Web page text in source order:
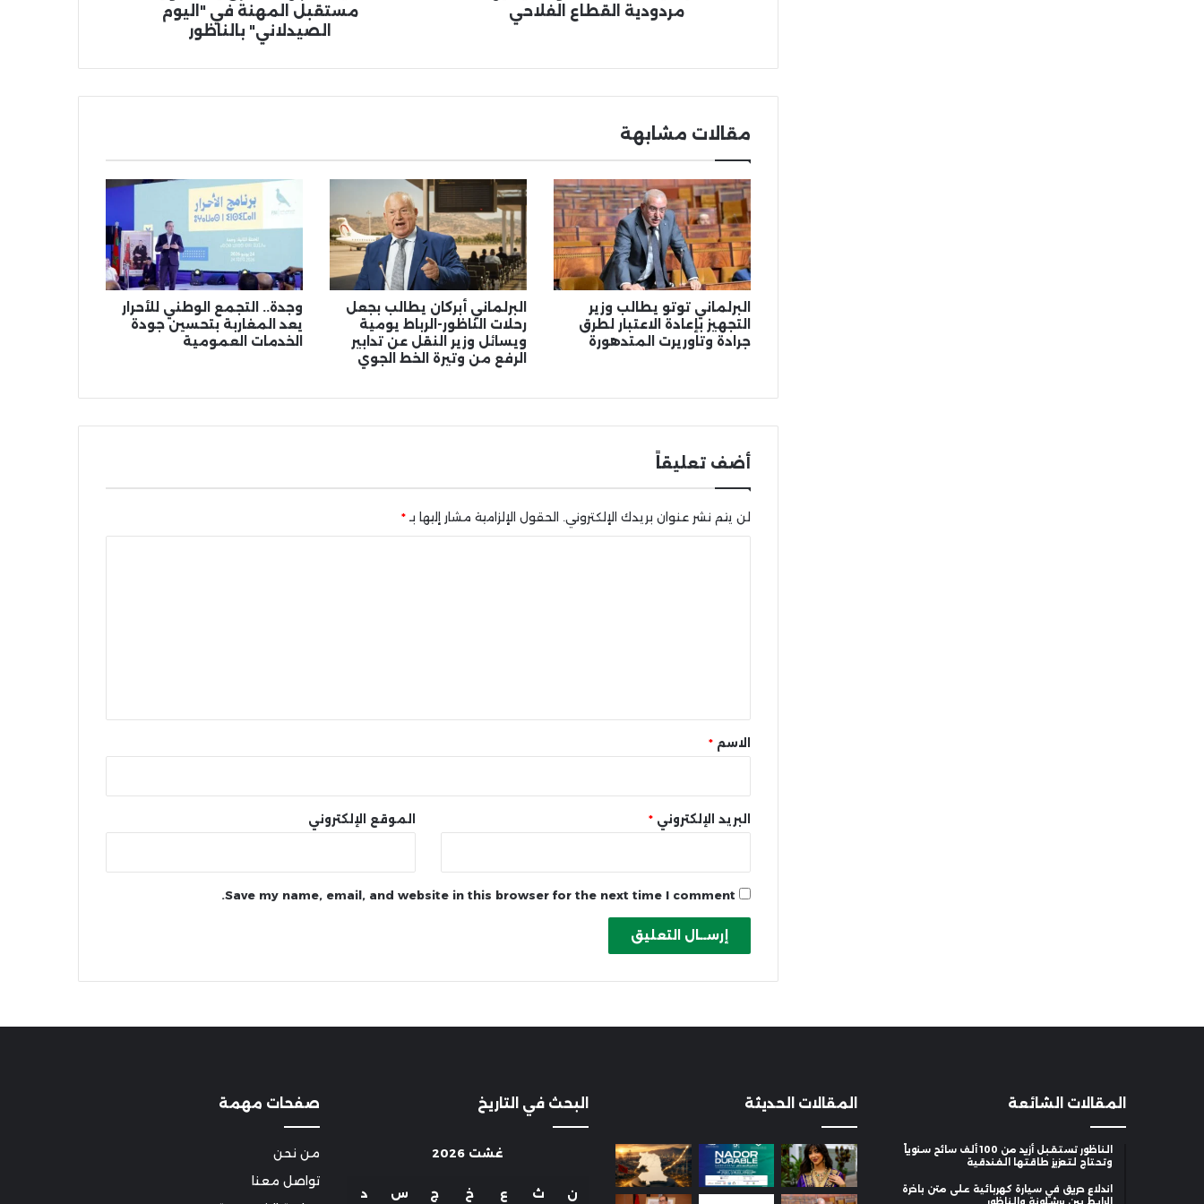
مردودية القطاع الفلاحي
مستقبل المهنة في "اليوم
الصيدلاني" بالناظور
مقالات مشابهة
البرلماني توتو يطالب وزير
التجهيز بإعادة الاعتبار لطرق
جرادة وتاوريرت المتدهورة
البرلماني أبركان يطالب بجعل
رحلات الناظور-الرباط يومية
ويسائل وزير النقل عن تدابير
الرفع من وتيرة الخط الجوي
وجدة.. التجمع الوطني للأحرار
يعد المغاربة بتحسين جودة
الخدمات العمومية
أضف تعليقاً
لن يتم نشر عنوان بريدك الإلكتروني. الحقول الإلزامية مشار إليها بـ *
* الاسم *
البريد الإلكتروني * الموقع الإلكتروني
Save my name, email, and website in this browser for the next time I comment.
المقالات الشائعة
الناظور تستقبل أزيد من 100 ألف سائح سنوياً
وتحتاج لتعزيز طاقتها الفندقية
اندلاع حريق في سيارة كهربائية على متن باخرة
الرابط بين برشلونة والناظور
المقالات الحديثة البحث في التاريخ
غشت 2026
ن ث ع خ ج س د
صفحات مهمة
من نحن
تواصل معنا